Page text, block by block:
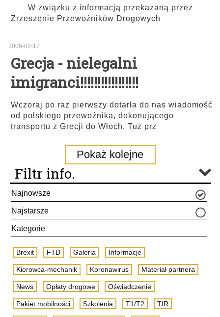
W związku z informacją przekazaną przez
Zrzeszenie Przewoźników Drogowych
2006-02-17
Grecja - nielegalni
imigranci!!!!!!!!!!!!!!!!!
Wczoraj po raz pierwszy dotarła do nas wiadomość
od polskiego przewoźnika, dokonującego
transportu z Grecji do Włoch. Tuż prz
Pokaż kolejne
Filtr info.
Najnowsze
Najstarsze
Kategorie
Brexit FTD Galeria Informacje
Kierowca-mechanik Koronawirus Materiał partnera
News Opłaty drogowe Oświadczenie
Pakiet mobilności Szkolenia T1/T2 TIR